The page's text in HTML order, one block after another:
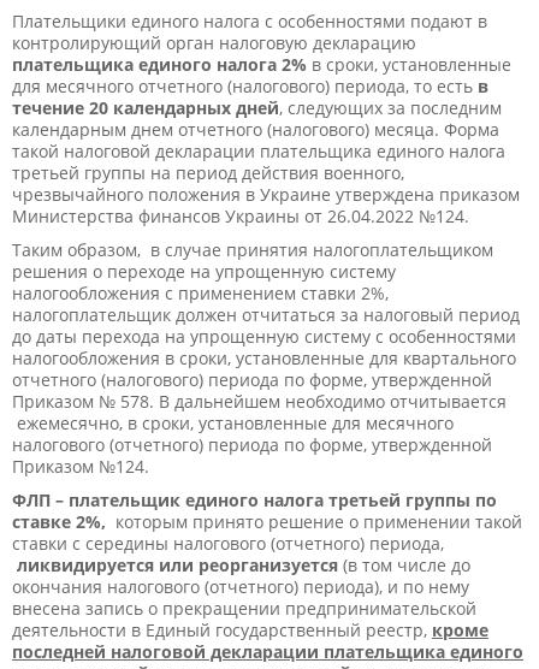
Плательщики единого налога с особенностями подают в
контролирующий орган налоговую декларацию
плательщика единого налога 2% в сроки, установленные
для месячного отчетного (налогового) периода, то есть в
течение 20 календарных дней, следующих за последним
календарным днем отчетного (налогового) месяца. Форма
такой налоговой декларации плательщика единого налога
третьей группы на период действия военного,
чрезвычайного положения в Украине утверждена приказом
Министерства финансов Украины от 26.04.2022 №124.
Таким образом, в случае принятия налогоплательщиком
решения о переходе на упрощенную систему
налогообложения с применением ставки 2%,
налогоплательщик должен отчитаться за налоговый период
до даты перехода на упрощенную систему с особенностями
налогообложения в сроки, установленные для квартального
отчетного (налогового) периода по форме, утвержденной
Приказом № 578. В дальнейшем необходимо отчитывается
ежемесячно, в сроки, установленные для месячного
налогового (отчетного) периода по форме, утвержденной
Приказом №124.
ФЛП – плательщик единого налога третьей группы по
ставке 2%, которым принято решение о применении такой
ставки с середины налогового (отчетного) периода,
ликвидируется или реорганизуется (в том числе до
окончания налогового (отчетного) периода), и по нему
внесена запись о прекращении предпринимательской
деятельности в Единый государственный реестр, кроме
последней налоговой декларации плательщика единого